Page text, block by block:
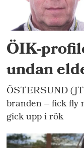
ÖIK-
undan
ÖSTERSUND
branden – fick fly
gick upp i rök